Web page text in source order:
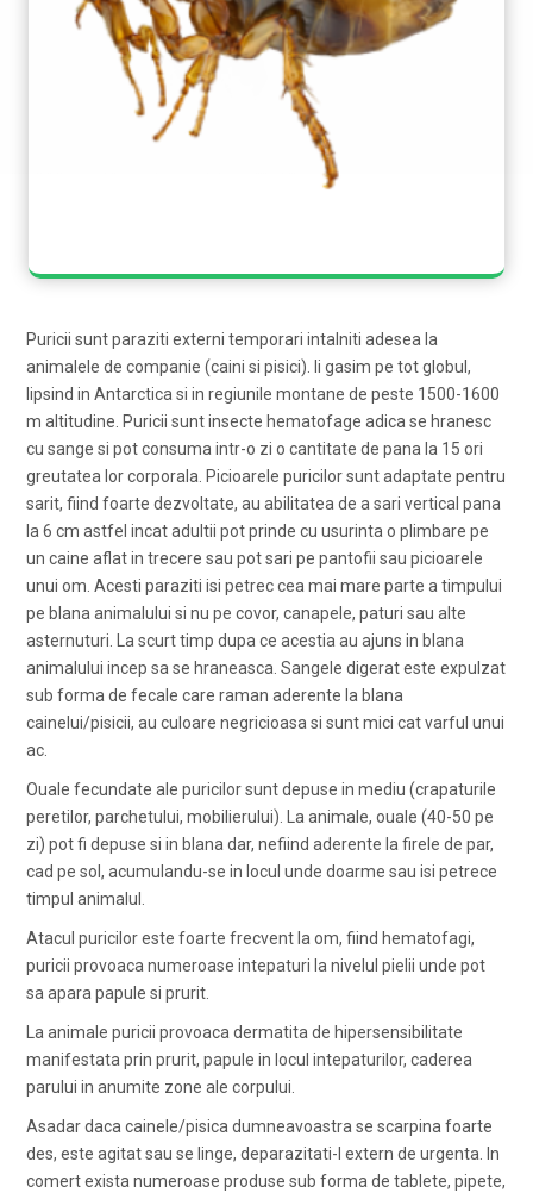
Puricii sunt paraziti externi temporari intalniti adesea la
animalele de companie (caini si pisici). Ii gasim pe tot globul,
lipsind in Antarctica si in regiunile montane de peste 1500-1600
m altitudine. Puricii sunt insecte hematofage adica se hranesc
cu sange si pot consuma intr-o zi o cantitate de pana la 15 ori
greutatea lor corporala. Picioarele puricilor sunt adaptate pentru
sarit, fiind foarte dezvoltate, au abilitatea de a sari vertical pana
la 6 cm astfel incat adultii pot prinde cu usurinta o plimbare pe
un caine aflat in trecere sau pot sari pe pantofii sau picioarele
unui om. Acesti paraziti isi petrec cea mai mare parte a timpului
pe blana animalului si nu pe covor, canapele, paturi sau alte
asternuturi. La scurt timp dupa ce acestia au ajuns in blana
animalului incep sa se hraneasca. Sangele digerat este expulzat
sub forma de fecale care raman aderente la blana
cainelui/pisicii, au culoare negricioasa si sunt mici cat varful unui
ac.
Ouale fecundate ale puricilor sunt depuse in mediu (crapaturile
peretilor, parchetului, mobilierului). La animale, ouale (40-50 pe
zi) pot fi depuse si in blana dar, nefiind aderente la firele de par,
cad pe sol, acumulandu-se in locul unde doarme sau isi petrece
timpul animalul.
Atacul puricilor este foarte frecvent la om, fiind hematofagi,
puricii provoaca numeroase intepaturi la nivelul pielii unde pot
sa apara papule si prurit.
La animale puricii provoaca dermatita de hipersensibilitate
manifestata prin prurit, papule in locul intepaturilor, caderea
parului in anumite zone ale corpului.
Asadar daca cainele/pisica dumneavoastra se scarpina foarte
des, este agitat sau se linge, deparazitati-l extern de urgenta. In
comert exista numeroase produse sub forma de tablete, pipete,